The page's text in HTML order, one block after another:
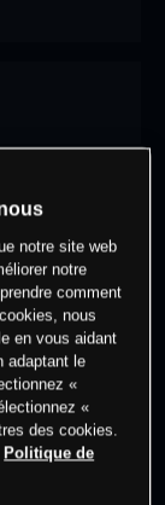
à
notre site web
notre
comment
nous
en vous aidant
adaptant le
«
«
des cookies.
Politique de